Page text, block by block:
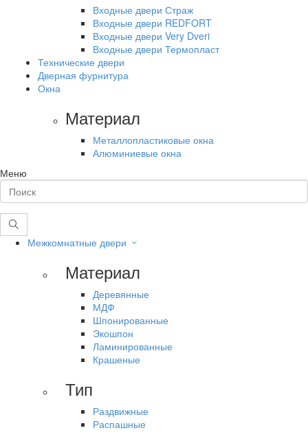
Входные двери Страж
Входные двери REDFORT
Входные двери Very Dveri
Входные двери Термопласт
Технические двери
Дверная фурнитура
Окна
Материал
Металлопластиковые окна
Алюминиевые окна
Меню
Межкомнатные двери
Материал
Деревянные
МДФ
Шпонированные
Экошпон
Ламинированные
Крашеные
Тип
Раздвижные
Распашные